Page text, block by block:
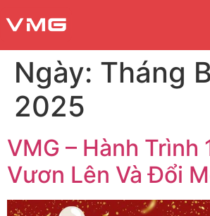
Ngày: Tháng
2025
VMG – Hành Trình
Vươn Lên Và Đổi